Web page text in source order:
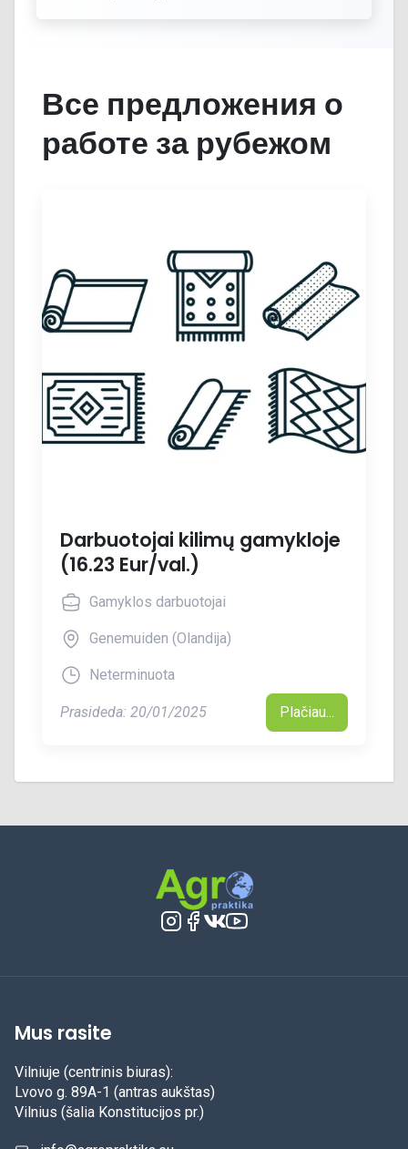
Все предложения о
работе за рубежом
Darbuotojai kilimų gamykloje
(16.23 Eur/val.)
Gamyklos darbuotojai
Genemuiden (Olandija)
Neterminuota
Prasideda: 20/01/2025 Plačiau...
Mus rasite
Vilniuje (centrinis biuras):
Lvovo g. 89A-1 (antras aukštas)
Vilnius (šalia Konstitucijos pr.)